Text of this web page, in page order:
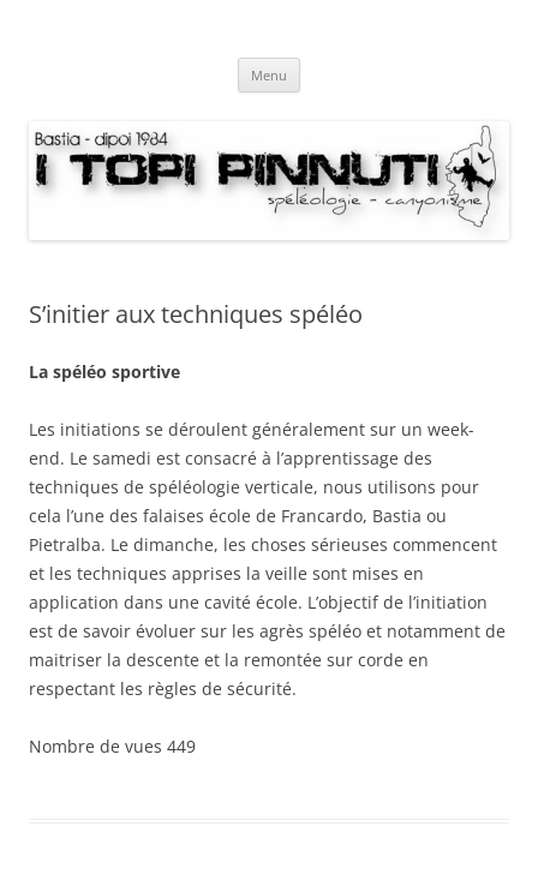
Menu
S’initier aux techniques spéléo
La spéléo sportive
Les initiations se déroulent généralement sur un week-
end. Le samedi est consacré à l’apprentissage des
techniques de spéléologie verticale, nous utilisons pour
cela l’une des falaises école de Francardo, Bastia ou
Pietralba. Le dimanche, les choses sérieuses commencent
et les techniques apprises la veille sont mises en
application dans une cavité école. L’objectif de l’initiation
est de savoir évoluer sur les agrès spéléo et notamment de
maitriser la descente et la remontée sur corde en
respectant les règles de sécurité.
Nombre de vues 449